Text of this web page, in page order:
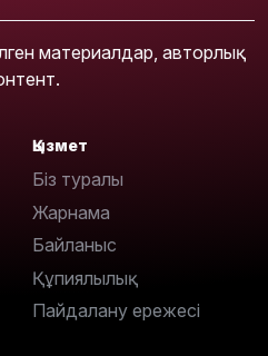
материалдар, авторлық
Қызмет
Біз туралы
Жарнама
Байланыс
Құпиялылық
Пайдалану ережесі